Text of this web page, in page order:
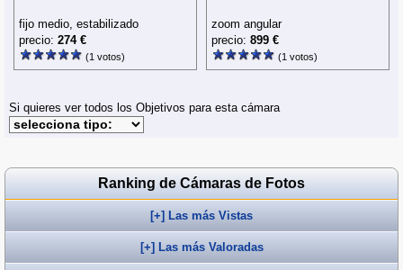
fijo medio, estabilizado
precio: 274 €
(1 votos)
zoom angular
precio: 899 €
(1 votos)
Si quieres ver todos los Objetivos para esta cámara
Ranking de Cámaras de Fotos
[+] Las más Vistas
[+] Las más Valoradas